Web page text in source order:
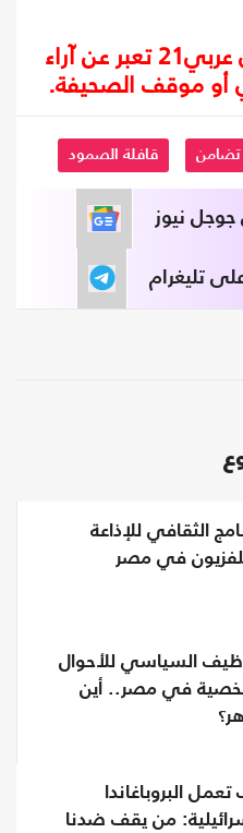
المقالات المنشورة في عربي21 تعبر عن آراء
أو موقف الصحيفة.
تضامن قافلة الصمود
جوجل نيوز
تليغرام
الثقافي للإذاعة
في مصر
السياسي للأحوال
في مصر.. أين
البروباغاندا
من يقف ضدنا